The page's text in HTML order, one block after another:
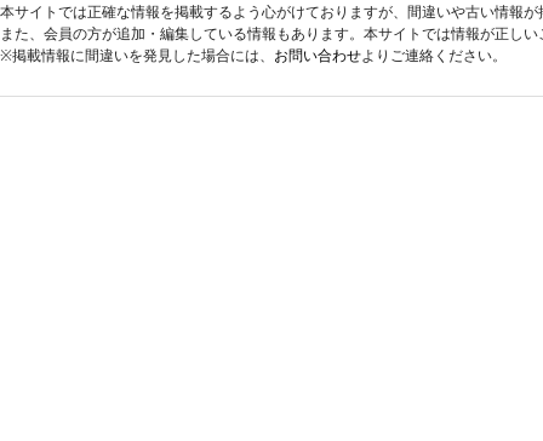
本サイトでは正確な情報を掲載するよう心がけておりますが、間違いや古い情報
また、会員の方が追加・編集している情報もあります。本サイトでは情報が正し
※掲載情報に間違いを発見した場合には、 お問い合わせよりご連絡ください。